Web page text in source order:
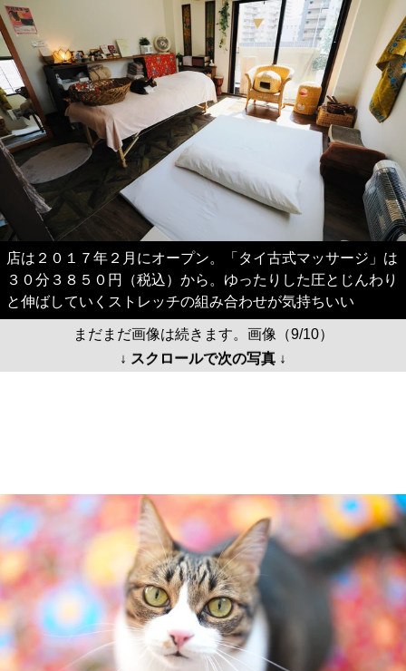
店は２０１７年２月にオープン。「タイ古式マッサージ」は
３０分３８５０円（税込）から。ゆったりした圧とじんわり
と伸ばしていくストレッチの組み合わせが気持ちいい
まだまだ画像は続きます。画像（9/10）
↓ スクロールで次の写真 ↓